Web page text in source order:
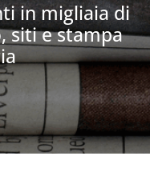
in migliaia di
siti e stampa